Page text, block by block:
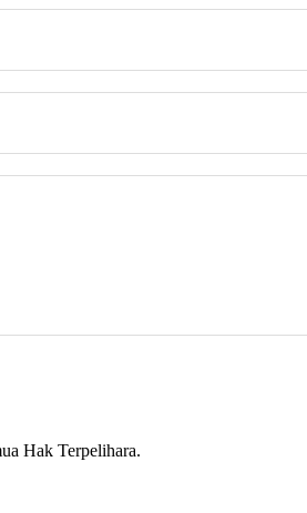
Hak Terpelihara.